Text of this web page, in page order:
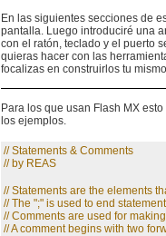
En las siguientes secciones de
pantalla. Luego introduciré una
con el ratón, teclado y el puerto
quieras hacer con las
focalizas en construirlos tu
Para los que usan Flash MX
los ejemplos.
// Statements & Comments
// by REAS
// Statements are the elements
// The ";" is used to end
// Comments are used for
// A comment begins with two